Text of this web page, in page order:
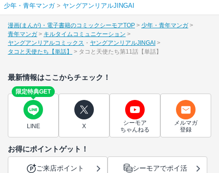
少年・青年マンガ> ヤングアンリアルJINGAI
漫画(まんが)・電子書籍のコミックシーモアTOP
少年・青年マンガ
青年マンガ
キルタイムコミュニケーション
ヤングアンリアルコミックス
ヤングアンリアルJINGAI
タコと天使たち【単話】
タコと天使たち第11話【単話】
最新情報はここからチェック！
限定特典GET
LINE X
シーモア
ちゃんねる
メルマガ
登録
お得にポイントゲット！
ご来店ポイント シーモアでポイ活